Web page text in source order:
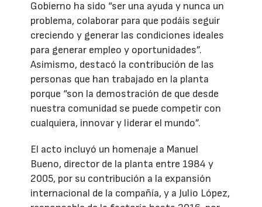
Gobierno ha sido “ser una ayuda y nunca un
problema, colaborar para que podáis seguir
creciendo y generar las condiciones ideales
para generar empleo y oportunidades”.
Asimismo, destacó la contribución de las
personas que han trabajado en la planta
porque “son la demostración de que desde
nuestra comunidad se puede competir con
cualquiera, innovar y liderar el mundo”.
El acto incluyó un homenaje a Manuel
Bueno, director de la planta entre 1984 y
2005, por su contribución a la expansión
internacional de la compañía, y a Julio López,